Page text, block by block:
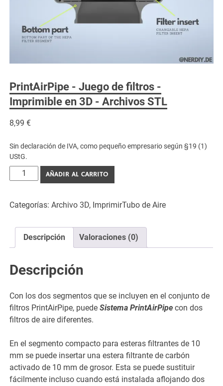
PrintAirPipe - Juego de filtros -
Imprimible en 3D - Archivos STL
8,99€
Sin declaración de IVA, como pequeño empresario según §19 (1)
UStG.
PrintAirPipe
-
Set
3D
Druckbar
STL
AÑADIR AL CARRITO
Categorías:Archivo 3D, ImprimirTubo de Aire
Descripción Valoraciones (0)
Descripción
Con los dos segmentos que se incluyen en el conjunto de
filtros PrintAirPipe, puedeSistema PrintAirPipe con dos
filtros de aire diferentes.
En el segmento compacto para esteras filtrantes de 10
mm se puede insertar una estera filtrante de carbón
activado de 10 mm de grosor. Esta se puede sustituir
fácilmente incluso cuando está instalada aflojando dos